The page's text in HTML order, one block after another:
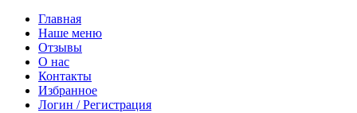
Главная
Наше меню
Отзывы
О нас
Контакты
Избранное
Логин / Регистрация